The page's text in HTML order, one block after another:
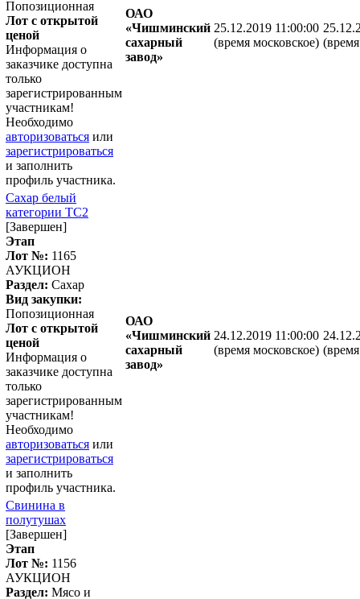
Попозиционная
Лот с открытой
ценой
Информация о
заказчике доступна
только
зарегистрированным
участникам!
Необходимо
авторизоваться или
зарегистрироваться
и заполнить
профиль участника.
ОАО
«Чишминский
сахарный
завод»
25.12.2019 11:00:00
(время московское)
Сахар белый
категории ТС2
[Завершен]
Этап
Лот №: 1165
АУКЦИОН
Раздел: Сахар
Вид закупки:
Попозиционная
Лот с открытой
ценой
Информация о
заказчике доступна
только
зарегистрированным
участникам!
Необходимо
авторизоваться или
зарегистрироваться
и заполнить
профиль участника.
ОАО
«Чишминский
сахарный
завод»
24.12.2019 11:00:00
(время московское)
Свинина в
полутушах
[Завершен]
Этап
Лот №: 1156
АУКЦИОН
Раздел: Мясо и